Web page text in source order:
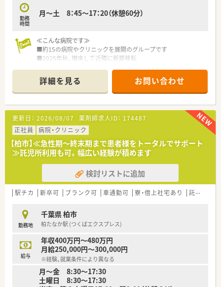
て学び、無理なく業務の幅を広げられます。
■非常勤としてライフスタイルに合わせたペースで働きながら、
病院薬剤師としてのスキルを維持・向上できます。
勤務
時間
月～土 8：45～17：20（休憩60分）
≪こんな病院です≫
■約15の病院やクリニックを展開のグループです
■2025年秋、増床して近隣に新築移転
携わることができます
■柔軟なシフト調整が可能です
■チームワークの良い職場です。他職種との関係も良好、院内の
雰囲気も良いため、わからないことはすぐに相談できる環境で
す。
≪業務内容≫
■入院患者様の調剤（内服80枚～100枚/日、注射180～200枚/
日）
■抗がん剤混注業務
■病棟業務、病棟服薬指導
■各種委員会（NST、ICT、褥瘡等のチーム活動他）
■近隣に系列病院が多数ある為、自身のライフワークバランスに
合わせて異動が可能です。
■年収も病院の中では高額の600万円迄相談可能です。
≪こんな方をお待ちしています≫
■病院のご経験がある方
■未経験だが今後積極的に学んでいきたいと意欲的な方（新卒・
第二新卒可 要相談）
■体力のある方（現在は当直なし。今後導入予定です）
詳細を見る お問い合わせ
更新日： 2026/08/07 薬剤師求人ID： 174487
正社員
病院・クリニック
【柏市】≪急性期～終末期まで患者様をトータルでサポート
≫託児所利用も可。幅広い経験が積めます
検討リストに追加
駅チカ 新卒可 ブランク可 車通勤可 寮・借上社宅あり 託児所あり
勤務地
千葉県 柏市
柏たなか駅 (つくばエクスプレス)
給与
年収400万円～480万円
月給250,000円～300,000円
※経験、就業条件により異なる
月～金 8:30～17:30
土曜日 8:30～17:30